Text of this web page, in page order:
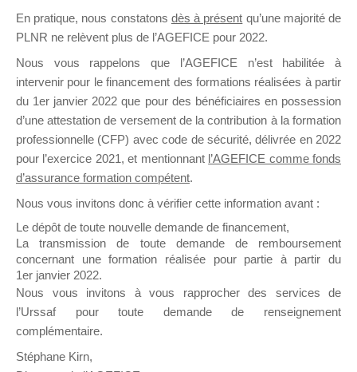
Groupe Public
il y a un mois
Ce groupe est destiné aux Organismes de
Formation qui souhaitent répondre à l’Appel à
Propositions Mallette du Dirigeant.
sur lequel il est possible de laisser un message
ou poser une question.
NB : Il est nécessaire d’être
pouvoir rejoindre ce groupe
En pratique, nous constatons dès à présent qu’une majorité de
PLNR ne relèvent plus de l’AGEFICE pour 2022.
Nous vous rappelons que l’AGEFICE n’est habilitée à
intervenir pour le financement des formations réalisées à partir
du 1er janvier 2022 que pour des bénéficiaires en possession
d’une attestation de versement de la contribution à la formation
professionnelle (CFP) avec code de sécurité, délivrée en 2022
pour l’exercice 2021, et mentionnant l’AGEFICE comme fonds
d’assurance formation compétent.
Nous vous invitons donc à vérifier cette information avant :
Le dépôt de toute nouvelle demande de financement,
La transmission de toute demande de remboursement
concernant une formation réalisée pour partie à partir du
1er janvier 2022.
Nous vous invitons à vous rapprocher des services de
l’Urssaf pour toute demande de renseignement
complémentaire.
Stéphane Kirn,